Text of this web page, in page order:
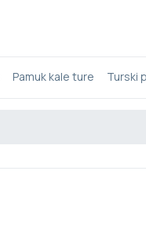
Pamuk kale ture Turski